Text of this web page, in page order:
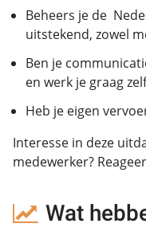
Beheers je de
uitstekend, zowel
Ben je
en werk je graag
Heb je eigen
Interesse in deze
medewerker?
Wat